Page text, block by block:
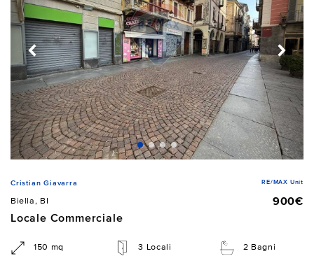
Cristian Giavarra RE/MAX Unit
Biella, BI
900€
Locale Commerciale
150 mq 3 Locali 2 Bagni